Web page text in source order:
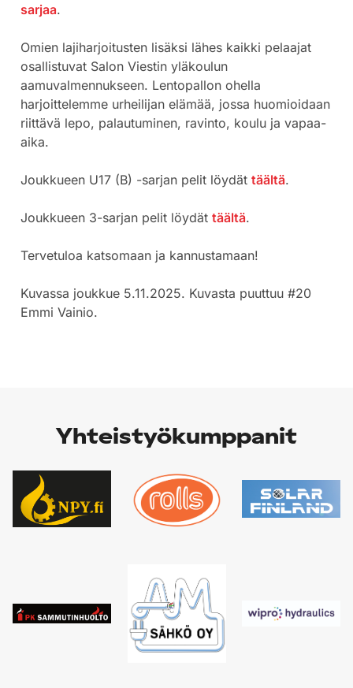
sarjaa.
Omien lajiharjoitusten lisäksi lähes kaikki pelaajat
osallistuvat Salon Viestin yläkoulun
aamuvalmennukseen. Lentopallon ohella
harjoittelemme urheilijan elämää, jossa huomioidaan
riittävä lepo, palautuminen, ravinto, koulu ja vapaa-
aika.
Joukkueen U17 (B) -sarjan pelit löydättäältä.
Joukkueen 3-sarjan pelit löydättäältä.
Tervetuloa katsomaan ja kannustamaan!
Kuvassa joukkue 5.11.2025. Kuvasta puuttuu #20
Emmi Vainio.
Yhteistyökumppanit